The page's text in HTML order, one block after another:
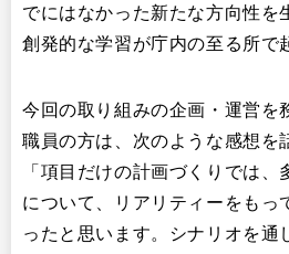
でにはなかった新たな方向性を
創発的な学習が庁内の至る所で
今回の取り組みの企画・運営を
職員の方は、次のような感想を
「項目だけの計画づくりでは
について、リアリティーをもっ
ったと思います。シナリオを通